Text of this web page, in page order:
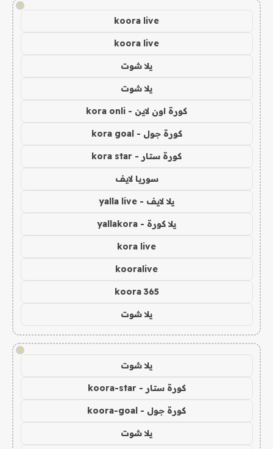
!
koora live
koora live
يلا شوت
يلا شوت
كورة اون لاين - kora onli
كورة جول - kora goal
كورة ستار - kora star
سوريا لايف
يلا لايف - yalla live
يلا كورة - yallakora
kora live
kooralive
koora 365
يلا شوت
!
يلا شوت
كورة ستار - koora-star
كورة جول - koora-goal
يلا شوت